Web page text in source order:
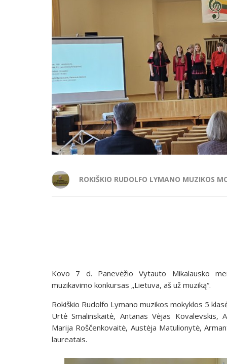
ROKIŠKIO RUDOLFO LYMANO MUZIKOS
Kovo 7 d. Panevėžio Vytauto Mikalausko
muzikavimo konkursas „Lietuva, aš už muziką“.
Rokiškio Rudolfo Lymano muzikos mokyklos 5
Urtė Smalinskaitė, Antanas Vėjas Kovalevskis,
Marija Roščenkovaitė, Austėja Matulionytė,
laureatais.